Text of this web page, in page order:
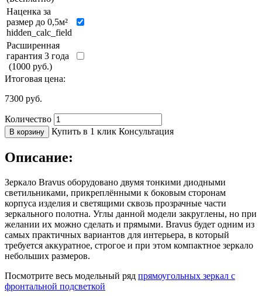
Наценка за
размер до 0,5м²
hidden_calc_field
Расширенная
гарантия 3 года
(1000 руб.)
Итоговая цена:
7300 руб.
Количество
В корзину Купить в 1 клик Консультация
Описание:
Зеркало Bravus оборудовано двумя тонкими диодными
светильниками, прикреплёнными к боковым сторонам
корпуса изделия и светящими сквозь прозрачные части
зеркального полотна. Углы данной модели закруглены, но при
желании их можно сделать и прямыми. Bravus будет одним из
самых практичных вариантов для интерьера, в который
требуется аккуратное, строгое и при этом компактное зеркало
небольших размеров.
Посмотрите весь модельный ряд прямоугольных зеркал с
фронтальной подсветкой